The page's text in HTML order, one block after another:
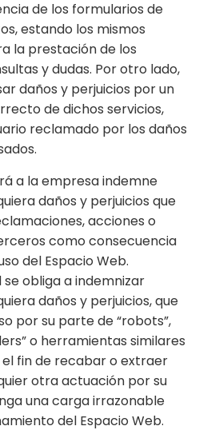
de los formularios de
estando los mismos
la prestación de los
y dudas. Por otro lado,
daños y perjuicios por un
de dichos servicios,
reclamado por los daños
a la empresa indemne
daños y perjuicios que
acciones o
como consecuencia
del Espacio Web.
se obliga a indemnizar
daños y perjuicios, que
por su parte de “robots”,
o herramientas similares
fin de recabar o extraer
otra actuación por su
una carga irrazonable
del Espacio Web.